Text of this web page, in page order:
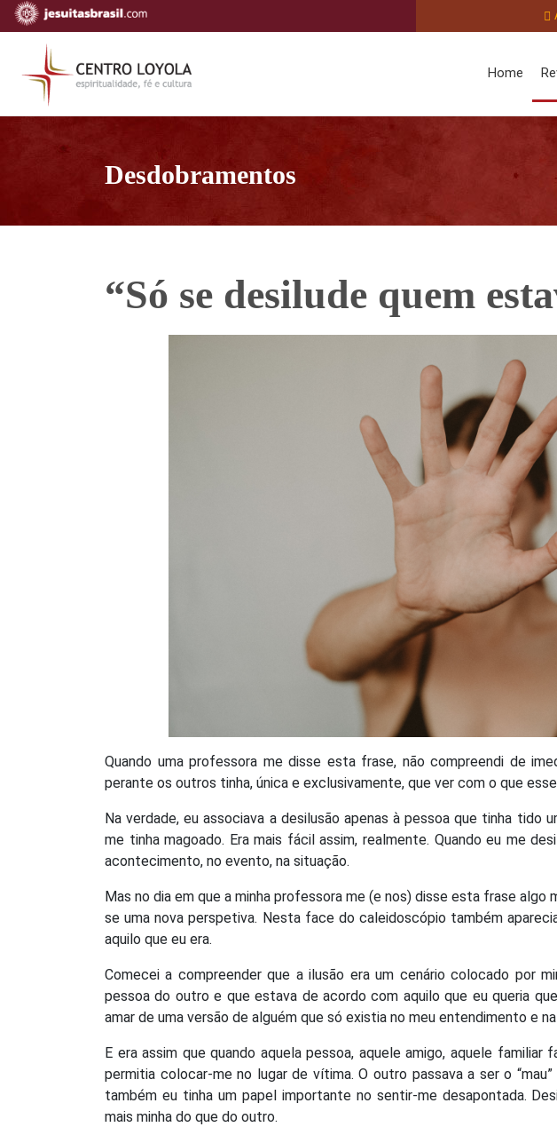
Home
Desdobramentos
“Só se desilude quem
Quando uma professora me disse esta frase, não compreendi de
perante os outros tinha, única e exclusivamente, que ver com o que
Na verdade, eu associava a desilusão apenas à pessoa que tinha tido
me tinha magoado. Era mais fácil assim, realmente. Quando eu me
acontecimento, no evento, na situação.
Mas no dia em que a minha professora me (e nos) disse esta frase algo
se uma nova perspetiva. Nesta face do caleidoscópio também
aquilo que eu era.
Comecei a compreender que a ilusão era um cenário colocado por
pessoa do outro e que estava de acordo com aquilo que eu queria
amar de uma versão de alguém que só existia no meu entendimento e
E era assim que quando aquela pessoa, aquele amigo, aquele familiar
permitia colocar-me no lugar de vítima. O outro passava a ser o
também eu tinha um papel importante no sentir-me desapontada.
mais minha do que do outro.